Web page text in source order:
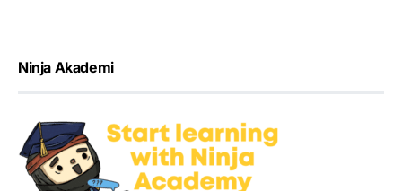
Ninja Akademi